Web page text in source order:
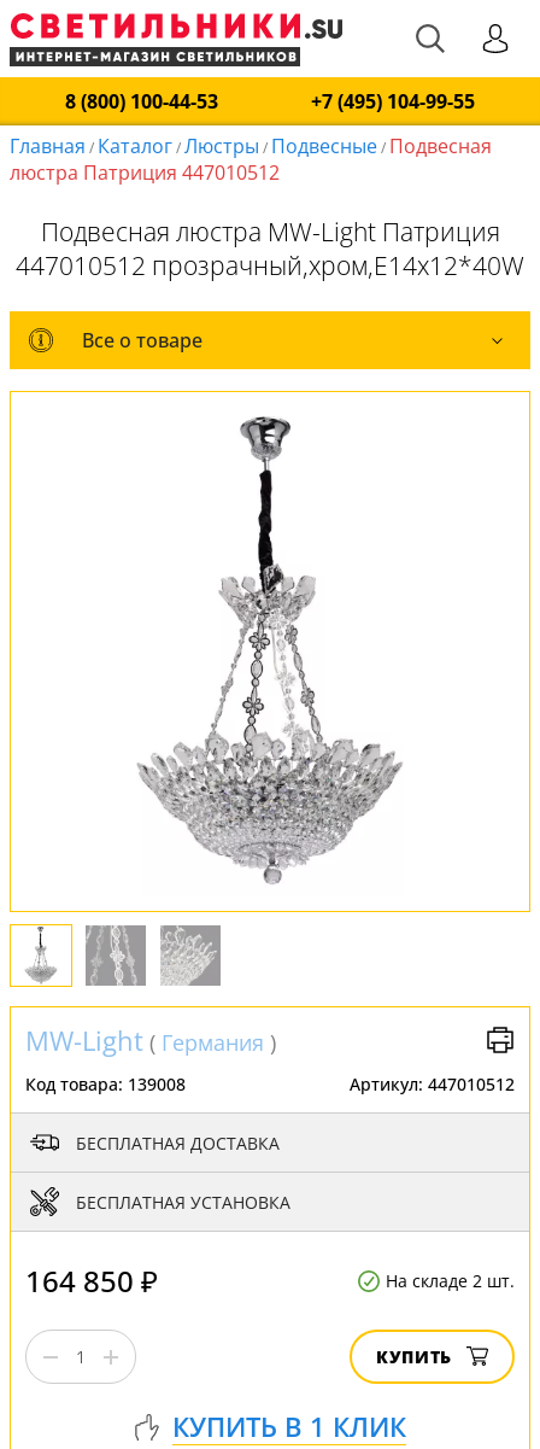
8 (800) 100-44-53
+7 (495) 104-99-55
Главная / Каталог/Люстры / Подвесные/ Подвесная
люстра Патриция 447010512
Подвесная люстра MW-Light Патриция
447010512 прозрачный,хром,E14x12*40W
Все о товаре
Все о товаре
Комплект лампочек
Оплата и доставка
Обмен и возврат
Отзывы
MW-Light ( Германия )
Код товара: 139008 Артикул: 447010512
БЕСПЛАТНАЯ ДОСТАВКА
БЕСПЛАТНАЯ УСТАНОВКА
164 850 ₽ На складе 2 шт.
КУПИТЬ